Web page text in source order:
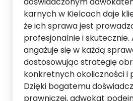
karnych w Kielcach daje
że ich sprawa jest
profesjonalnie i skutecznie.
angażuje się w każdą
dostosowując strategię
konkretnych okoliczności i
Dzięki bogatemu
prawniczej, adwokat